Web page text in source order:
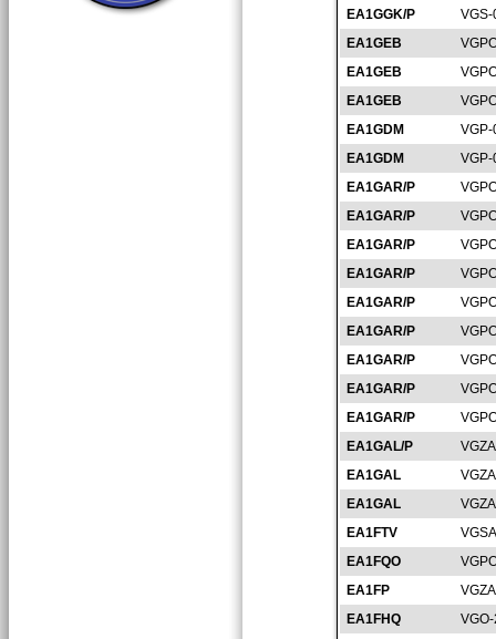
EA1GGK/P
EA1GEB
EA1GEB
EA1GEB
EA1GDM
EA1GDM
EA1GAR/P
EA1GAR/P
EA1GAR/P
EA1GAR/P
EA1GAR/P
EA1GAR/P
EA1GAR/P
EA1GAR/P
EA1GAR/P
EA1GAL/P
EA1GAL
EA1GAL
EA1FTV
EA1FQO
EA1FP
EA1FHQ